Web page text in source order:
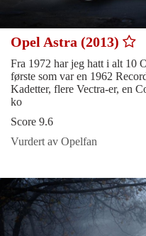
Opel Astra (2013)
Fra 1972 har jeg hatt i alt 10
første som var en 1962
Kadetter, flere Vectra-er, en
ko
Score 9.6
Vurdert av Opelfan